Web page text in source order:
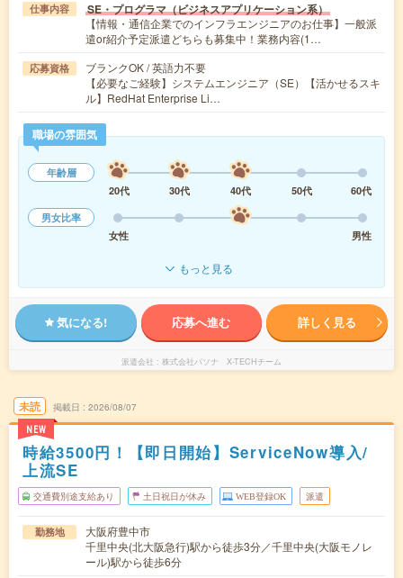
仕事内容 SE・プログラマ（ビジネスアプリケーション系）
【情報・通信企業でのインフラエンジニアのお仕事】一般派
遣or紹介予定派遣どちらも募集中！業務内容(1…
応募資格
ブランクOK / 英語力不要
【必要なご経験】システムエンジニア（SE）【活かせるスキ
ル】RedHat Enterprise Li…
職場の雰囲気
年齢層
20代
30代 40代 50代
60代
男女比率
女性
男性
もっと見る
気になる! 応募へ進む 詳しく見る
派遣会社 株式会社パソナ X-TECHチーム
未読
NEW
掲載日 2026/08/07
時給3500円！【即日開始】ServiceNow導入/
上流SE
交通費別途支給あり 土日祝日が休み WEB登録OK 派遣
勤務地
大阪府豊中市
千里中央(北大阪急行)駅から徒歩3分／千里中央(大阪モノレ
ール)駅から徒歩6分